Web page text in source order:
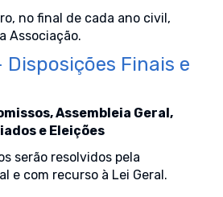
no final de cada ano civil,
Associação.
Disposições Finais e
Assembleia Geral,
e Eleições
serão resolvidos pela
e com recurso à Lei Geral.